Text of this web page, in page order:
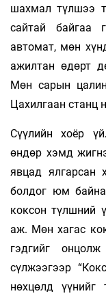
шахмал түлшээ
сайтай байгаа
автомат, мөн
ажилтан өдөрт
Мөн сарын
Цахилгаан станц
Сүүлийн хоёр
өндөр хэмд
явцад ялгарсан
болдог юм
коксон түлшний
аж. Мөн хагас
гэдгийг
сүлжээгээр
нөхцөлд үүнийг